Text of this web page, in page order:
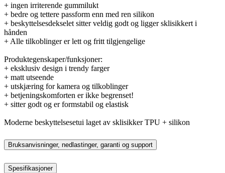
+ ingen irriterende gummilukt
+ bedre og tettere passform enn med ren silikon
+ beskyttelsesdekselet sitter veldig godt og ligger sklisikkert i
hånden
+ Alle tilkoblinger er lett og fritt tilgjengelige
Produktegenskaper/funksjoner:
+ eksklusiv design i trendy farger
+ matt utseende
+ utskjæring for kamera og tilkoblinger
+ betjeningskomforten er ikke begrenset!
+ sitter godt og er formstabil og elastisk
Moderne beskyttelsesetui laget av sklisikker TPU + silikon
Bruksanvisninger, nedlastinger, garanti og support
Spesifikasjoner